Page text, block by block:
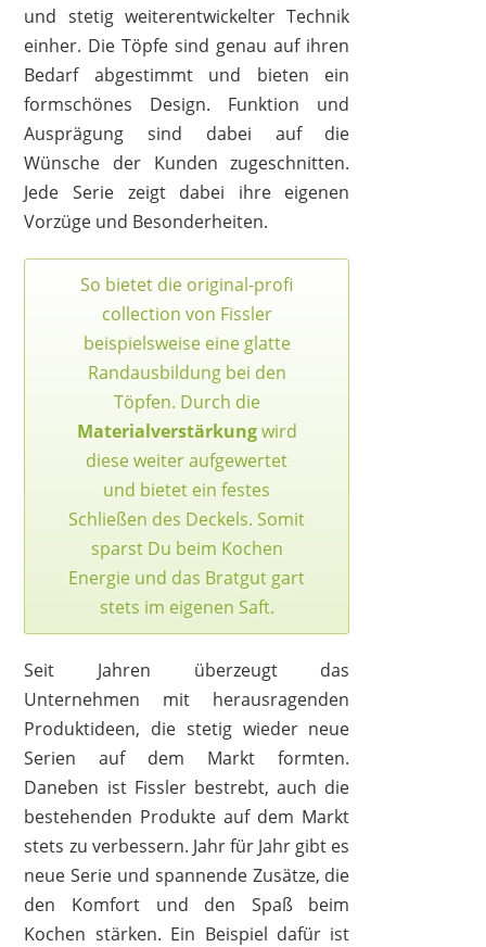
und stetig weiterentwickelter Technik
einher. Die Töpfe sind genau auf ihren
Bedarf abgestimmt und bieten ein
formschönes Design. Funktion und
Ausprägung sind dabei auf die
Wünsche der Kunden zugeschnitten.
Jede Serie zeigt dabei ihre eigenen
Vorzüge und Besonderheiten.
So bietet die original-profi
collection von Fissler
beispielsweise eine glatte
Randausbildung bei den
Töpfen. Durch die
Materialverstärkungwird
diese weiter aufgewertet
und bietet ein festes
Schließen des Deckels. Somit
sparst Du beim Kochen
Energie und das Bratgut gart
stets im eigenen Saft.
Seit Jahren überzeugt das
Unternehmen mit herausragenden
Produktideen, die stetig wieder neue
Serien auf dem Markt formten.
Daneben ist Fissler bestrebt, auch die
bestehenden Produkte auf dem Markt
stets zu verbessern. Jahr für Jahr gibt es
neue Serie und spannende Zusätze, die
den Komfort und den Spaß beim
Kochen stärken. Ein Beispiel dafür ist